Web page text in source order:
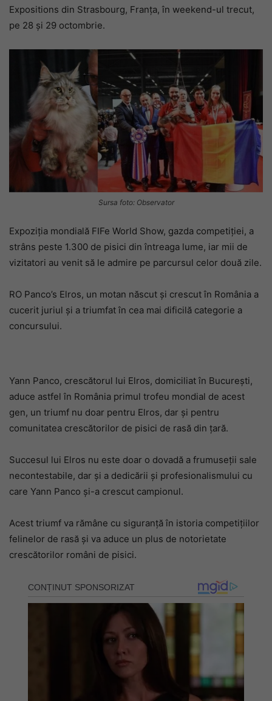
Expositions din Strasbourg, Franța, în weekend-ul trecut,
pe 28 și 29 octombrie.
Sursa foto: Observator
Expoziția mondială FIFe World Show, gazda competiției, a
strâns peste 1.300 de pisici din întreaga lume, iar mii de
vizitatori au venit să le admire pe parcursul celor două zile.
RO Panco’s Elros, un motan născut și crescut în România a
cucerit juriul și a triumfat în cea mai dificilă categorie a
concursului.
Yann Panco, crescătorul lui Elros, domiciliat în București,
aduce astfel în România primul trofeu mondial de acest
gen, un triumf nu doar pentru Elros, dar și pentru
comunitatea crescătorilor de pisici de rasă din țară.
Succesul lui Elros nu este doar o dovadă a frumuseții sale
necontestabile, dar și a dedicării și profesionalismului cu
care Yann Panco și-a crescut campionul.
Acest triumf va rămâne cu siguranță în istoria competițiilor
felinelor de rasă și va aduce un plus de notorietate
crescătorilor români de pisici.